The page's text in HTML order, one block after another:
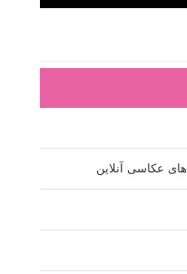
عکاسی آنلاین